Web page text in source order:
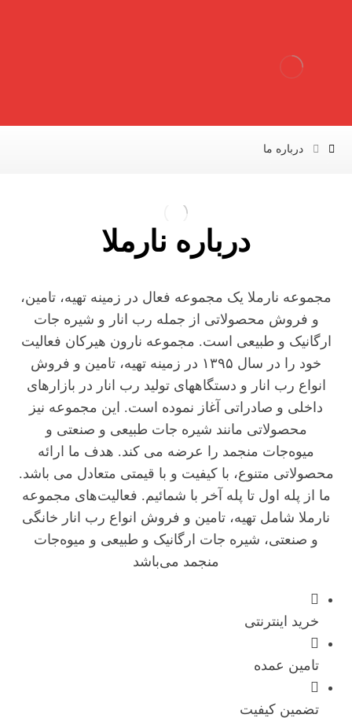
درباره ما
درباره نارملا
مجموعه نارملا یک مجموعه فعال در زمینه تهیه، تامین،
و فروش محصولاتی از جمله رب انار و شیره جات
ارگانیک و طبیعی است. مجموعه نارون هیرکان فعالیت
خود را در سال ۱۳۹۵ در زمینه تهیه، تامین و فروش
انواع رب انار و دستگاههای تولید رب انار در بازارهای
داخلی و صادراتی آغاز نموده است. این مجموعه نیز
محصولاتی مانند شیره جات طبیعی و صنعتی و
میوه‌جات منجمد را عرضه می کند. هدف ما ارائه
محصولاتی متنوع، با کیفیت و با قیمتی متعادل می باشد.
ما از پله اول تا پله آخر با شمائیم. فعالیت‌های مجموعه
نارملا شامل تهیه، تامین و فروش انواع رب انار خانگی
و صنعتی، شیره جات ارگانیک و طبیعی و میوه‌جات
منجمد می‌باشد
خرید اینترنتی
تامین عمده
تضمین کیفیت